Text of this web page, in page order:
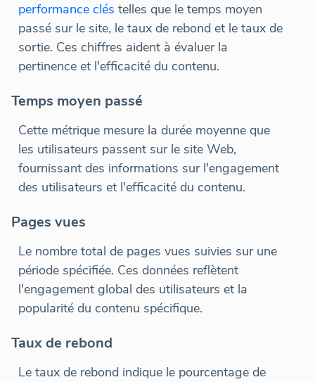
performance clés telles que le temps moyen
passé sur le site, le taux de rebond et le taux de
sortie. Ces chiffres aident à évaluer la
pertinence et l'efficacité du contenu.
Temps moyen passé
Cette métrique mesure la durée moyenne que
les utilisateurs passent sur le site Web,
fournissant des informations sur l'engagement
des utilisateurs et l'efficacité du contenu.
Pages vues
Le nombre total de pages vues suivies sur une
période spécifiée. Ces données reflètent
l'engagement global des utilisateurs et la
popularité du contenu spécifique.
Taux de rebond
Le taux de rebond indique le pourcentage de